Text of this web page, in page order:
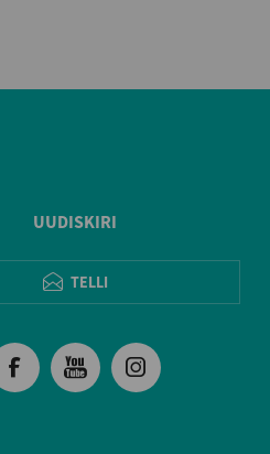
UUDISKIRI
TELLI